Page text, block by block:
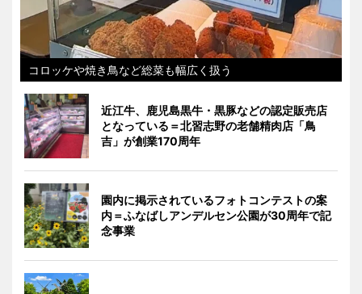
コロッケや焼き鳥など総菜も幅広く扱う
近江牛、鹿児島黒牛・黒豚などの認定販売店
となっている＝北習志野の老舗精肉店「鳥
吉」が創業170周年
園内に掲示されているフォトコンテストの案
内＝ふなばしアンデルセン公園が30周年で記
念事業